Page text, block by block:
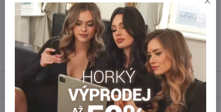
Máte zájem o více kusů ?
Kontaktujte nás na mail, zboží pro Vás doskladníme!
info​@everlady​.eu
Popis